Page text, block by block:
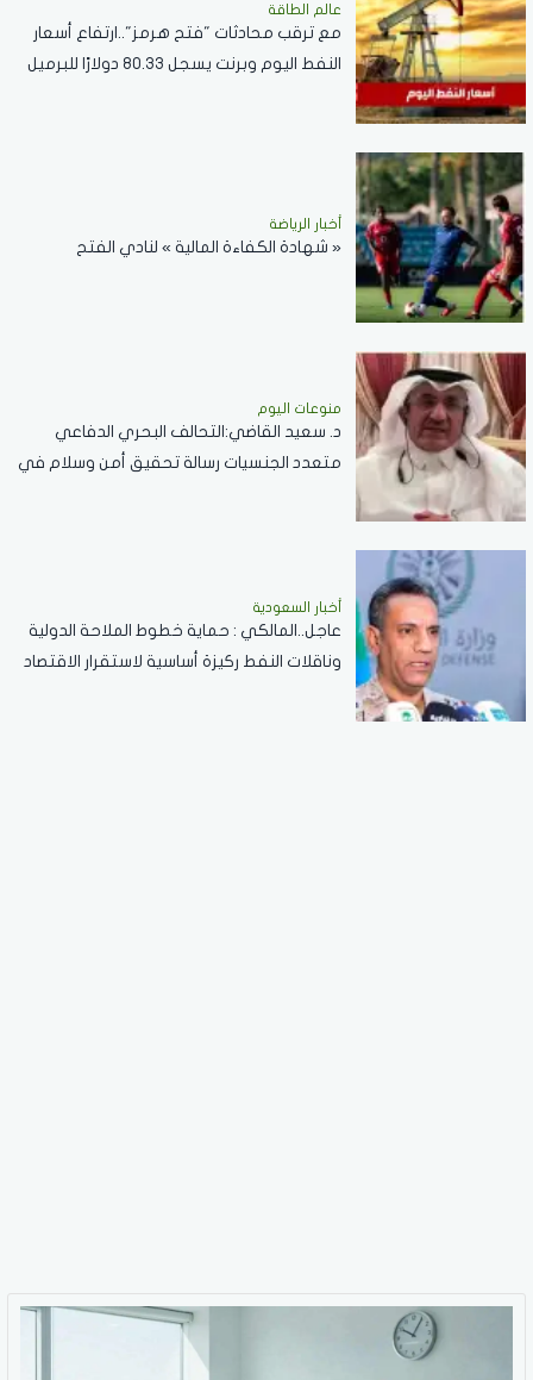
عالم الطاقة
مع ترقب محادثات "فتح هرمز"..ارتفاع أسعار
النفط اليوم وبرنت يسجل 80.33 دولارًا للبرميل
أخبار الرياضة
« شهادة الكفاءة المالية » لنادي الفتح
منوعات اليوم
د. سعيد القاضي:التحالف البحري الدفاعي
متعدد الجنسيات رسالة تحقيق أمن وسلام في
أخبار السعودية
عاجل..المالكي : حماية خطوط الملاحة الدولية
وناقلات النفط ركيزة أساسية لاستقرار الاقتصاد